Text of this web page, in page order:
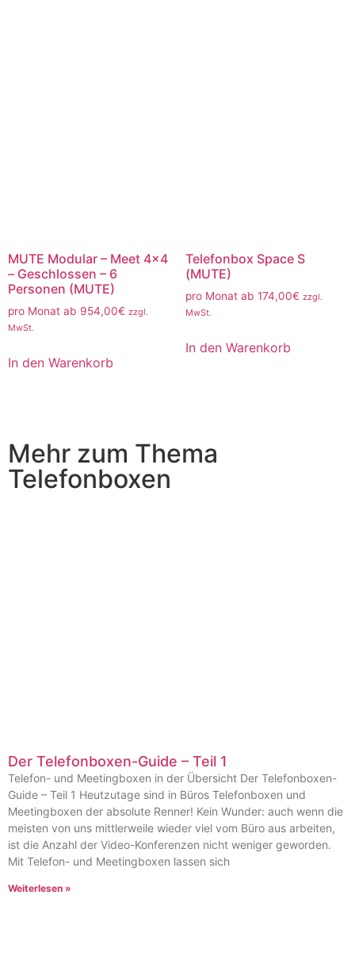
MUTE Modular – Meet 4×4
– Geschlossen – 6
Personen (MUTE)
pro Monat ab 954,00€ zzgl.
MwSt.
In den Warenkorb
Telefonbox Space S
(MUTE)
pro Monat ab 174,00€ zzgl.
MwSt.
In den Warenkorb
Mehr zum Thema
Telefonboxen
Der Telefonboxen-Guide – Teil 1
Telefon- und Meetingboxen in der Übersicht Der Telefonboxen-
Guide – Teil 1 Heutzutage sind in Büros Telefonboxen und
Meetingboxen der absolute Renner! Kein Wunder: auch wenn die
meisten von uns mittlerweile wieder viel vom Büro aus arbeiten,
ist die Anzahl der Video-Konferenzen nicht weniger geworden.
Mit Telefon- und Meetingboxen lassen sich
Weiterlesen »